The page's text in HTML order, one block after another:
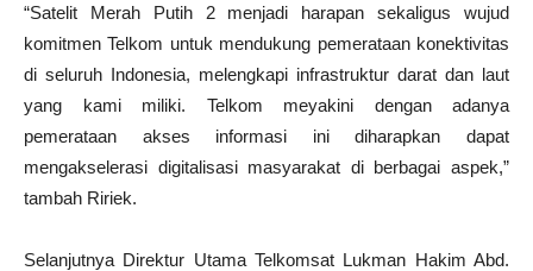
“Satelit Merah Putih 2 menjadi harapan sekaligus wujud
komitmen Telkom untuk mendukung pemerataan konektivitas
di seluruh Indonesia, melengkapi infrastruktur darat dan laut
yang kami miliki. Telkom meyakini dengan adanya
pemerataan akses informasi ini diharapkan dapat
mengakselerasi digitalisasi masyarakat di berbagai aspek,”
tambah Ririek.
Selanjutnya Direktur Utama Telkomsat Lukman Hakim Abd.